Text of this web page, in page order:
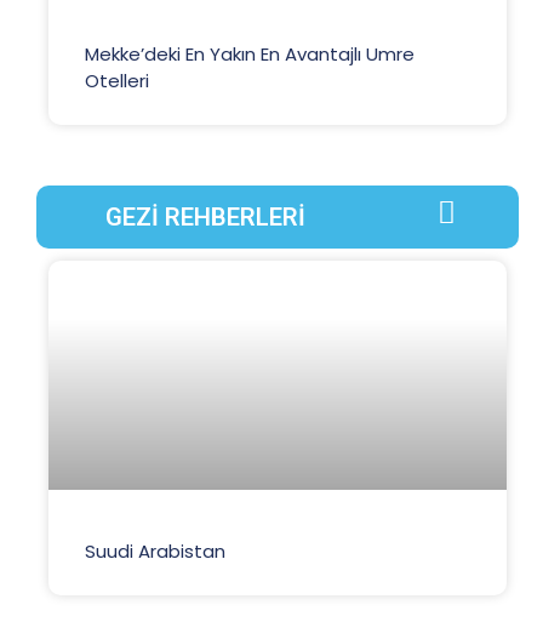
Mekke’deki En Yakın En Avantajlı Umre
Otelleri
GEZİ REHBERLERİ
Suudi Arabistan